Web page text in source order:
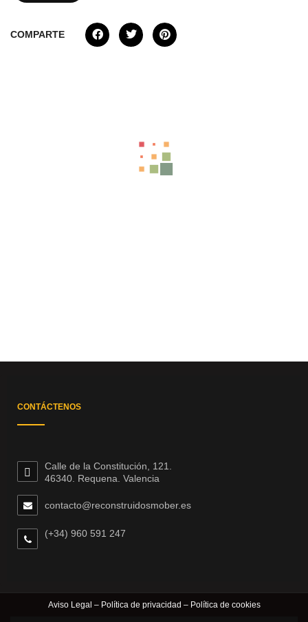
COMPARTE
CONTÁCTENOS
Calle de la Constitución, 121.
46340. Requena. Valencia
contacto@reconstruidosmober.es
(+34) 960 591 247
Aviso Legal –Política de privacidad – Política de cookies